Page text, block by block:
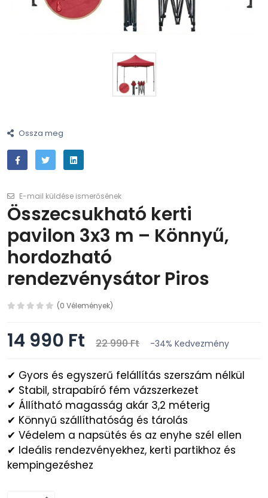
Ossza meg
E-mail küldése ismerősének
Összecsukható kerti
pavilon 3x3 m – Könnyű,
hordozható
rendezvénysátor Piros
(0 Vélemények)
14 990 Ft 22 990 Ft -34% Kedvezmény
✔ Gyors és egyszerű felállítás szerszám nélkül
✔ Stabil, strapabíró fém vázszerkezet
✔ Állítható magasság akár 3,2 méterig
✔ Könnyű szállíthatóság és tárolás
✔ Védelem a napsütés és az enyhe szél ellen
✔ Ideális rendezvényekhez, kerti partikhoz és
kempingezéshez